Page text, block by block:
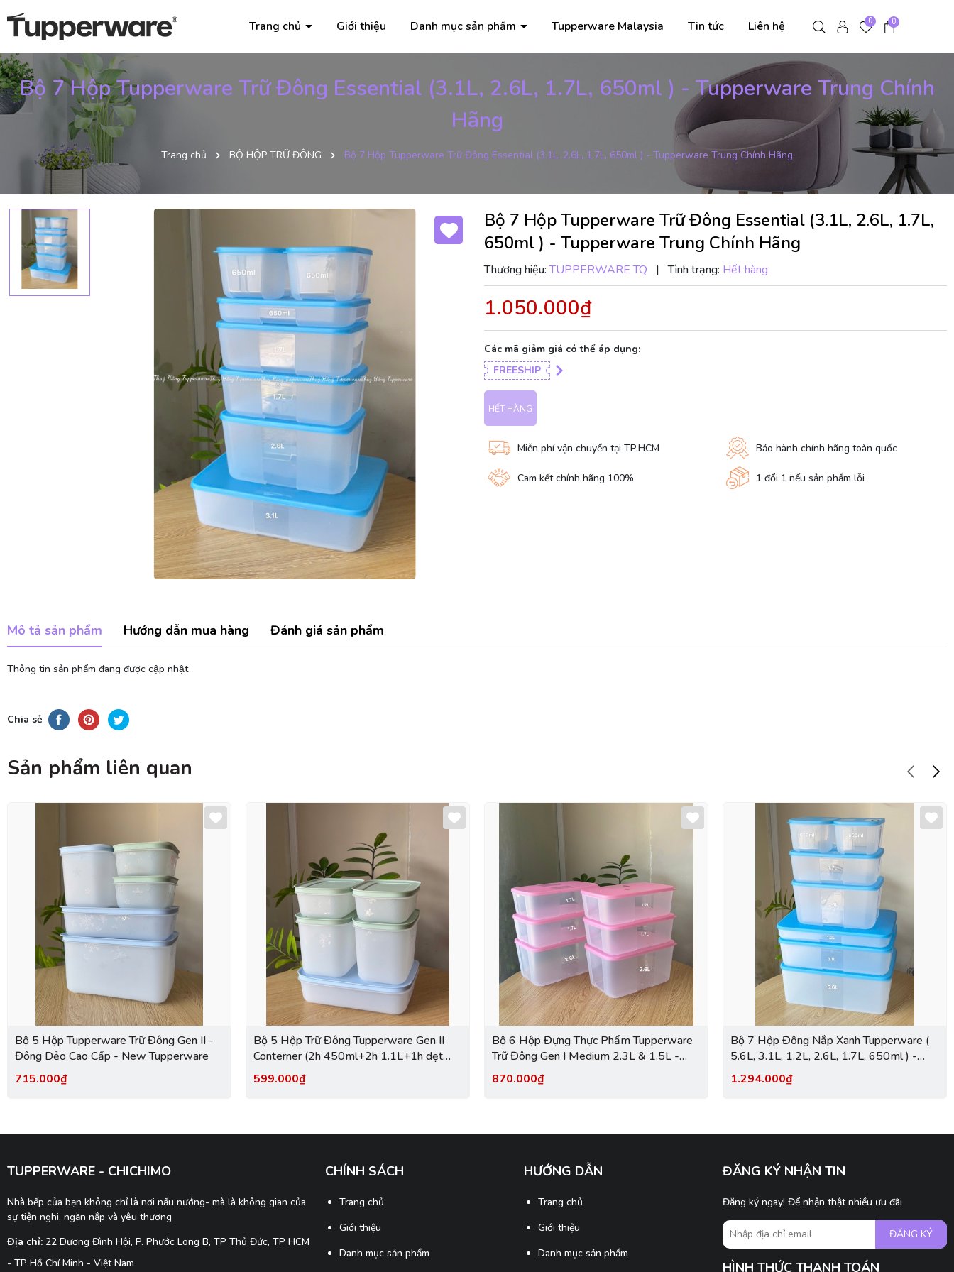
Trang chủ Giới thiệu Danh mục sản phẩm Tupperware Malaysia Tin tức Liên hệ 0 0
Bộ 7 Hộp Tupperware Trữ Đông Essential (3.1L, 2.6L, 1.7L, 650ml ) - Tupperware Trung Chính
Hãng
Trang chủ BỘ HỘP TRỮ ĐÔNG Bộ 7 Hộp Tupperware Trữ Đông Essential (3.1L, 2.6L, 1.7L, 650ml ) - Tupperware Trung Chính Hãng
Bộ 7 Hộp Tupperware Trữ Đông Essential (3.1L, 2.6L, 1.7L,
650ml ) - Tupperware Trung Chính Hãng
Thương hiệu: TUPPERWARE TQ | Tình trạng: Hết hàng
1.050.000₫
Các mã giảm giá có thể áp dụng:
FREESHIP
HẾT HÀNG
Miễn phí vận chuyển tại TP.HCM Bảo hành chính hãng toàn quốc
Cam kết chính hãng 100% 1 đổi 1 nếu sản phẩm lỗi
Mô tả sản phẩm Hướng dẫn mua hàng Đánh giá sản phẩm
Thông tin sản phẩm đang được cập nhật
Chia sẻ
Sản phẩm liên quan
Bộ 5 Hộp Tupperware Trữ Đông Gen II -
Đông Dẻo Cao Cấp - New Tupperware
715.000₫
Bộ 5 Hộp Trữ Đông Tupperware Gen II
Conterner (2h 450ml+2h 1.1L+1h dẹt
1L) - Đông Dẻo Cao Cấp - New
Tupperware
599.000₫
Bộ 6 Hộp Đựng Thực Phẩm Tupperware
Trữ Đông Gen I Medium 2.3L & 1.5L -
Nắp Hồng
870.000₫
Bộ 7 Hộp Đông Nắp Xanh Tupperware (
5.6L, 3.1L, 1.2L, 2.6L, 1.7L, 650ml ) -
Tupperware Trung Chính Hãng
1.294.000₫
TUPPERWARE - CHICHIMO
Nhà bếp của bạn không chỉ là nơi nấu nướng- mà là không gian của
sự tiện nghi, ngăn nắp và yêu thương
Địa chỉ: 22 Dương Đình Hội, P. Phước Long B, TP Thủ Đức, TP HCM
- TP Hồ Chí Minh - Việt Nam
CHÍNH SÁCH
Trang chủ
Giới thiệu
Danh mục sản phẩm
HƯỚNG DẪN
Trang chủ
Giới thiệu
Danh mục sản phẩm
ĐĂNG KÝ NHẬN TIN
Đăng ký ngay! Để nhận thật nhiều ưu đãi
ĐĂNG KÝ
HÌNH THỨC THANH TOÁN